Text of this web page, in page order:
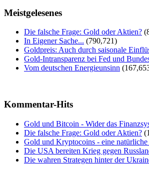
Meistgelesenes
Die falsche Frage: Gold oder Aktien?
In Eigener Sache... (790,721)
Goldpreis: Auch durch saisonale
Gold-Intransparenz bei Fed und
Vom deutschen Energieunsinn
Kommentar-Hits
Gold und Bitcoin - Wider das
Die falsche Frage: Gold oder Aktien?
Gold und Kryptocoins - eine natürliche
Die USA bereiten Krieg gegen
Die wahren Strategen hinter der